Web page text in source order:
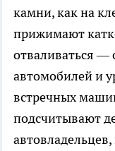
камни, как на
прижимают
отваливаться —
автомобилей и
встречных
подсчитывают